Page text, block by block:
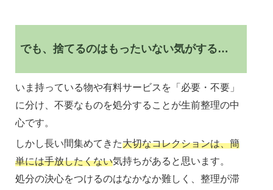
でも、捨てるのはもったいない気がする…
いま持っている物や有料サービスを「必要・不要」
に分け、不要なものを処分することが生前整理の中
心です。
しかし長い間集めてきた大切なコレクションは、簡
単には手放したくない気持ちがあると思います。
処分の決心をつけるのはなかなか難しく、整理が滞